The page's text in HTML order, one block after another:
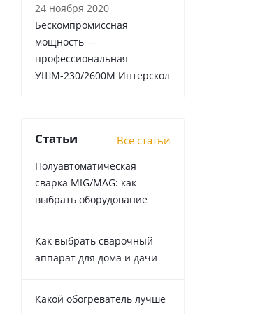
24 ноября 2020
Бескомпромиссная
мощность —
профессиональная
УШМ-230/2600М Интерскол
Статьи Все статьи
Полуавтоматическая
сварка MIG/MAG: как
выбрать оборудование
Как выбрать сварочный
аппарат для дома и дачи
Какой обогреватель лучше